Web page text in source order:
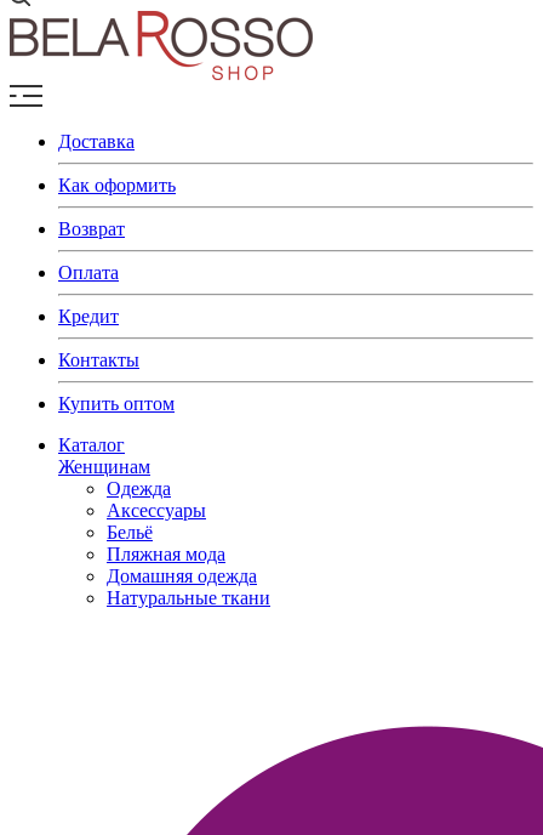
Доставка
Как оформить
Возврат
Оплата
Кредит
Контакты
Купить оптом
Каталог
Женщинам
Одежда
Аксессуары
Бельё
Пляжная мода
Домашняя одежда
Натуральные ткани